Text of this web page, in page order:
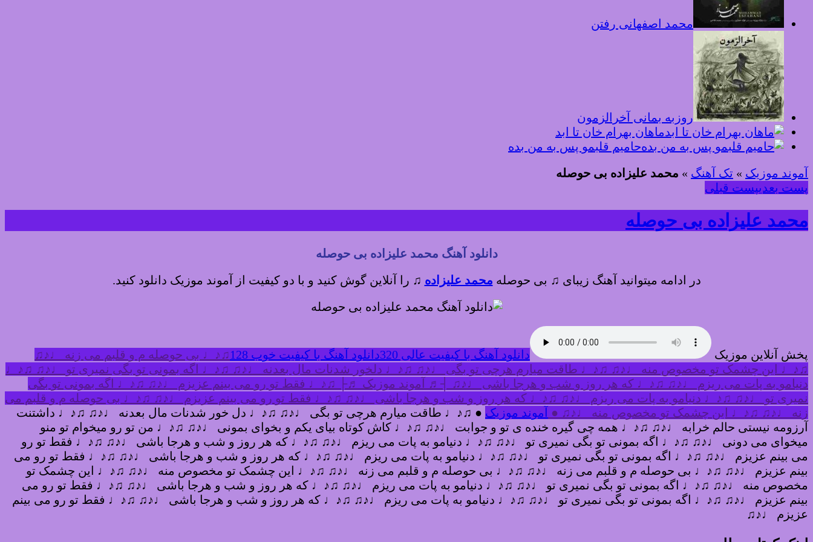
محمد اصفهانی رفتن
روزبه بمانی آخرالزمون
ماهان بهرام خان تا ابد
حامیم قلبمو پس به من بده
آموند موزیک » تک آهنگ » محمد علیزاده بی حوصله
پست بعدیپست قبلی
محمد علیزاده بی حوصله
دانلود آهنگ محمد علیزاده بی حوصله
در ادامه میتوانید آهنگ زیبای ♫ بی حوصله محمد علیزاده ♫ را آنلاین گوش کنید و با دو کیفیت از آموند موزیک دانلود کنید.
پخش آنلاین موزیک دانلود آهنگ با کیفیت عالی 320 دانلود آهنگ با کیفیت خوب 128
♫♪♩ بی حوصله م و قلبم می زنه ♩♪♫
♫♪♩ این چشمک تو مخصوص منه ♩♪♫ ♫♪♩ طاقت میارم هرچی تو بگی ♩♪♫ ♫♪♩ دلخور شدنات مال بعدنه ♩♪♫ ♫♪♩ اگه بمونی تو بگی نمیری تو ♩♪♫ ♫♪♩
دنیامو به پات می ریزم ♩♪♫ ♫♪♩ که هر روز و شب و هرجا باشی ♩♪♫ ┤♬ آموند موزیک ♬├ ♫♪♩ فقط تو رو می بینم عزیزم ♩♪♫ ♫♪♩ اگه بمونی تو بگی
نمیری تو ♩♪♫ ♫♪♩ دنیامو به پات می ریزم ♩♪♫ ♫♪♩ که هر روز و شب و هرجا باشی ♩♪♫ ♫♪♩ فقط تو رو می بینم عزیزم ♩♪♫ ♫♪♩ بی حوصله م و قلبم می
زنه ♩♪♫ ♫♪♩ این چشمک تو مخصوص منه ♩♪♫ ●
آموند موزیک ● ♫♪♩ طاقت میارم هرچی تو بگی ♩♪♫ ♫♪♩ دل خور شدنات مال بعدنه ♩♪♫ ♫♪♩ داشتنت
آرزومه نیستی حالم خرابه ♩♪♫ ♫♪♩ همه چی گیره خنده ی تو و جوابت ♩♪♫ ♫♪♩ کاش کوتاه بیای یکم و بخوای بمونی ♩♪♫ ♫♪♩ من تو رو میخوام تو منو
میخوای می دونی ♩♪♫ ♫♪♩ اگه بمونی تو بگی نمیری تو ♩♪♫ ♫♪♩ دنیامو به پات می ریزم ♩♪♫ ♫♪♩ که هر روز و شب و هرجا باشی ♩♪♫ ♫♪♩ فقط تو رو
می بینم عزیزم ♩♪♫ ♫♪♩ اگه بمونی تو بگی نمیری تو ♩♪♫ ♫♪♩ دنیامو به پات می ریزم ♩♪♫ ♫♪♩ که هر روز و شب و هرجا باشی ♩♪♫ ♫♪♩ فقط تو رو می
بینم عزیزم ♩♪♫ ♫♪♩ بی حوصله م و قلبم می زنه ♩♪♫ ♫♪♩ بی حوصله م و قلبم می زنه ♩♪♫ ♫♪♩ این چشمک تو مخصوص منه ♩♪♫ ♫♪♩ این چشمک تو
مخصوص منه ♩♪♫ ♫♪♩ اگه بمونی تو بگی نمیری تو ♩♪♫ ♫♪♩ دنیامو به پات می ریزم ♩♪♫ ♫♪♩ که هر روز و شب و هرجا باشی ♩♪♫ ♫♪♩ فقط تو رو می
بینم عزیزم ♩♪♫ ♫♪♩ اگه بمونی تو بگی نمیری تو ♩♪♫ ♫♪♩ دنیامو به پات می ریزم ♩♪♫ ♫♪♩ که هر روز و شب و هرجا باشی ♩♪♫ ♫♪♩ فقط تو رو می بینم
عزیزم ♩♪♫